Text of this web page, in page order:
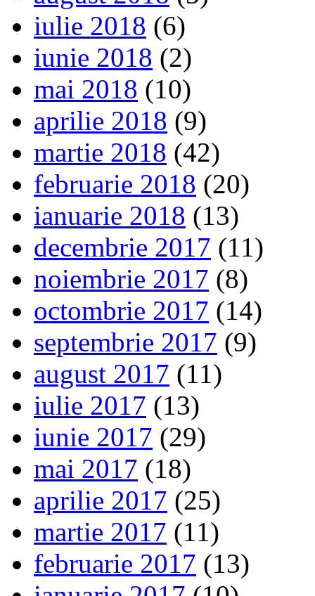
iulie 2018 (6)
iunie 2018 (2)
mai 2018 (10)
aprilie 2018 (9)
martie 2018 (42)
februarie 2018 (20)
ianuarie 2018 (13)
decembrie 2017 (11)
noiembrie 2017 (8)
octombrie 2017 (14)
septembrie 2017 (9)
august 2017 (11)
iulie 2017 (13)
iunie 2017 (29)
mai 2017 (18)
aprilie 2017 (25)
martie 2017 (11)
februarie 2017 (13)